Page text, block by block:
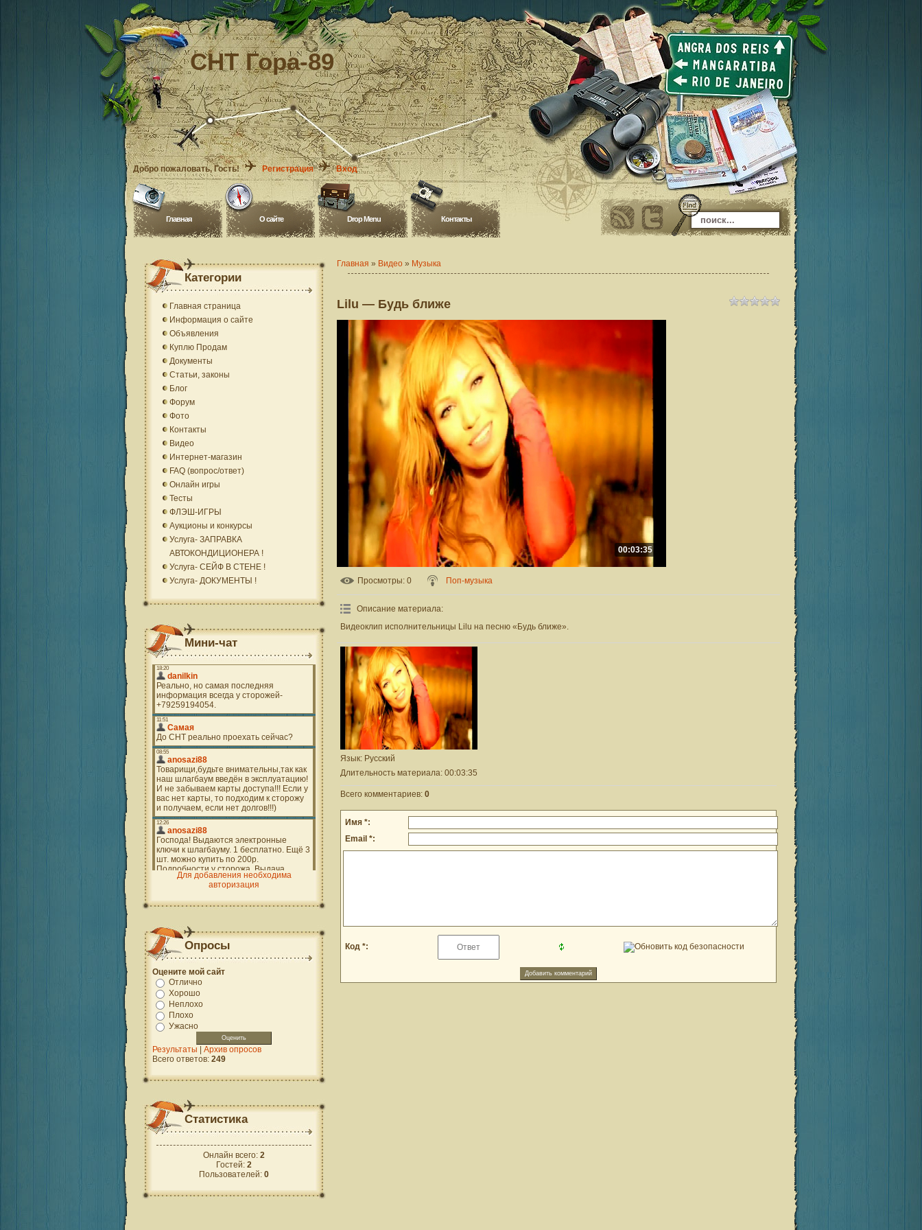
СНТ Гора-89
Добро пожаловать, Гость! Регистрация Вход
Главная O сайте Drop Menu Контакты
Главная » Видео » Музыка
Lilu — Будь ближе
00:03:35
Просмотры: 0 Поп-музыка
Описание материала:
Видеоклип исполнительницы Lilu на песню «Будь ближе».
Язык: Русский
Длительность материала: 00:03:35
Всего комментариев: 0
Имя *:
Email *:
Код *:
Категории
Главная страница
Информация о сайте
Объявления
Куплю Продам
Документы
Статьи, законы
Блог
Форум
Фото
Контакты
Видео
Интернет-магазин
FAQ (вопрос/ответ)
Онлайн игры
Тесты
ФЛЭШ-ИГРЫ
Аукционы и конкурсы
Услуга- ЗАПРАВКА
АВТОКОНДИЦИОНЕРА !
Услуга- СЕЙФ В СТЕНЕ !
Услуга- ДОКУМЕНТЫ !
Мини-чат
Для добавления необходима
авторизация
Опросы
Оцените мой сайт
Отлично
Хорошо
Неплохо
Плохо
Ужасно
Результаты | Архив опросов
Всего ответов: 249
Статистика
Онлайн всего: 2
Гостей: 2
Пользователей: 0